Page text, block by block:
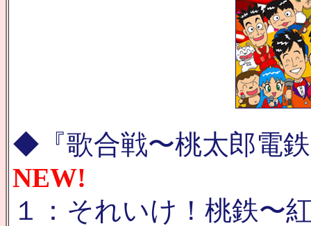
◆『歌合戦〜桃太郎電
NEW!
１：それいけ！桃鉄〜